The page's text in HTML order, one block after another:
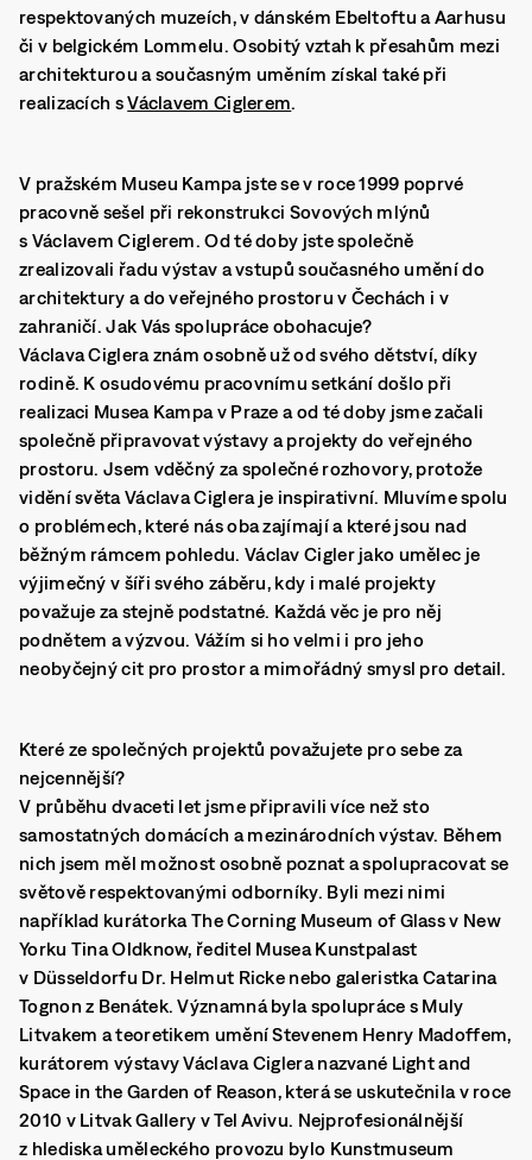
respektovaných muzeích, v dánském Ebeltoftu a Aarhusu
či v belgickém Lommelu. Osobitý vztah k přesahům mezi
architekturou a současným uměním získal také při
realizacích sVáclavem Ciglerem.
V pražském Museu Kampa jste se v roce 1999 poprvé
pracovně sešel při rekonstrukci Sovových mlýnů
s Václavem Ciglerem. Od té doby jste společně
zrealizovali řadu výstav a vstupů současného umění do
architektury a do veřejného prostoru v Čechách i v
zahraničí. Jak Vás spolupráce obohacuje?
Václava Ciglera znám osobně už od svého dětství, díky
rodině. K osudovému pracovnímu setkání došlo při
realizaci Musea Kampa v Praze a od té doby jsme začali
společně připravovat výstavy a projekty do veřejného
prostoru. Jsem vděčný za společné rozhovory, protože
vidění světa Václava Ciglera je inspirativní. Mluvíme spolu
o problémech, které nás oba zajímají a které jsou nad
běžným rámcem pohledu. Václav Cigler jako umělec je
výjimečný v šíři svého záběru, kdy i malé projekty
považuje za stejně podstatné. Každá věc je pro něj
podnětem a výzvou. Vážím si ho velmi i pro jeho
neobyčejný cit pro prostor a mimořádný smysl pro detail.
Které ze společných projektů považujete pro sebe za
nejcennější?
V průběhu dvaceti let jsme připravili více než sto
samostatných domácích a mezinárodních výstav. Během
nich jsem měl možnost osobně poznat a spolupracovat se
světově respektovanými odborníky. Byli mezi nimi
například kurátorka The Corning Museum of Glass v New
Yorku Tina Oldknow, ředitel Musea Kunstpalast
v Düsseldorfu Dr. Helmut Ricke nebo galeristka Catarina
Tognon z Benátek. Významná byla spolupráce s Muly
Litvakem a teoretikem umění Stevenem Henry Madoffem,
kurátorem výstavy Václava Ciglera nazvané Light and
Space in the Garden of Reason, která se uskutečnila v roce
2010 v Litvak Gallery v Tel Avivu. Nejprofesionálnější
z hlediska uměleckého provozu bylo Kunstmuseum